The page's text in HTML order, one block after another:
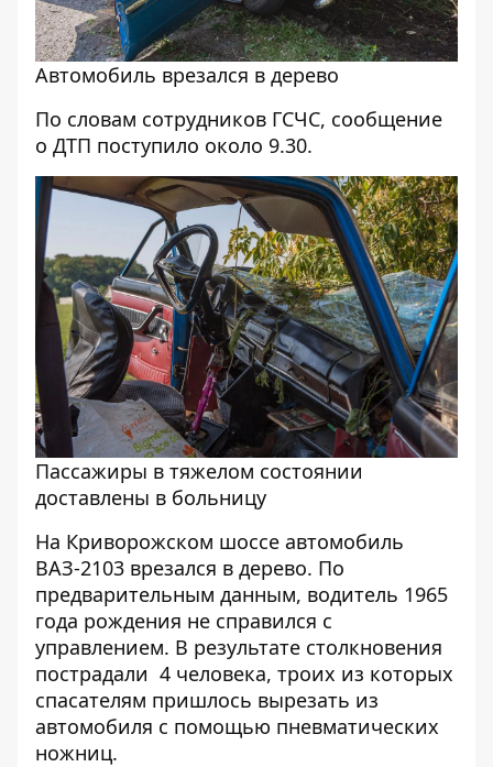
Автомобиль врезался в дерево
По словам сотрудников ГСЧС, сообщение
о ДТП поступило около 9.30.
Пассажиры в тяжелом состоянии
доставлены в больницу
На Криворожском шоссе автомобиль
ВАЗ-2103 врезался в дерево. По
предварительным данным, водитель 1965
года рождения не справился с
управлением. В результате столкновения
пострадали 4 человека, троих из которых
спасателям пришлось вырезать из
автомобиля с помощью пневматических
ножниц.